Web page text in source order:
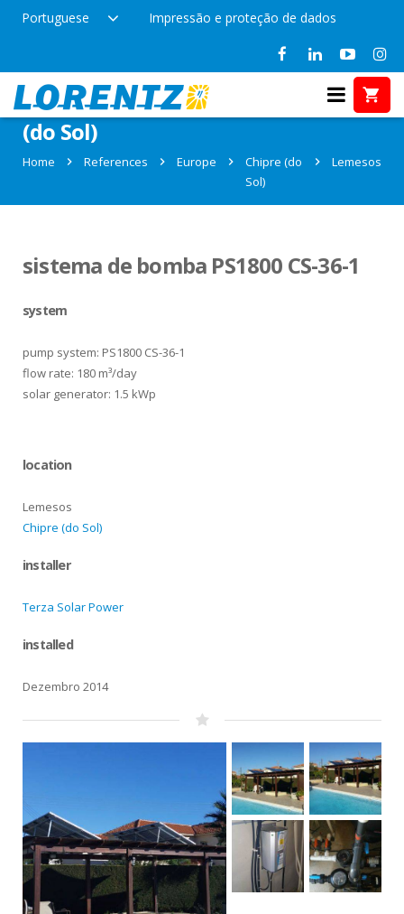
Portuguese Impressão e proteção de dados
References in Lemesos, Chipre
(do Sol)
Home References Europe
Chipre (do
Sol)
Lemesos
sistema de bomba PS1800 CS-36-1
system
pump system: PS1800 CS-36-1
flow rate: 180 m³/day
solar generator: 1.5 kWp
location
Lemesos
Chipre (do Sol)
installer
Terza Solar Power
installed
Dezembro 2014